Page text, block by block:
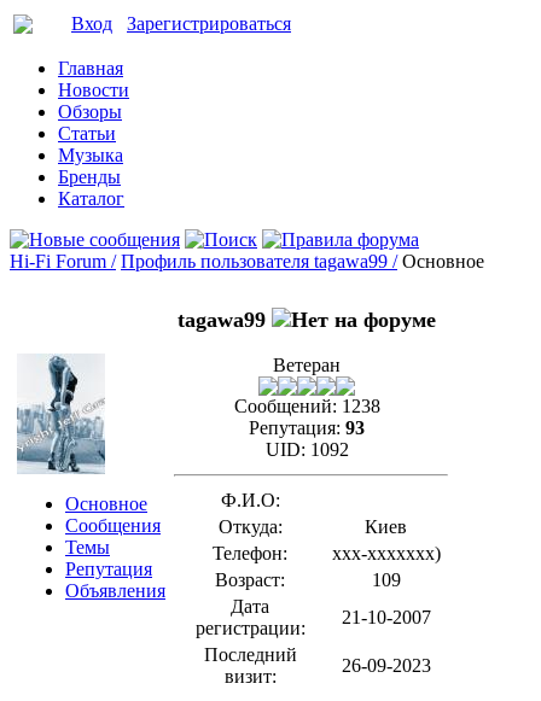
Вход Зарегистрироваться
Главная
Новости
Обзоры
Статьи
Музыка
Бренды
Каталог
Hi-Fi Forum / Профиль пользователя tagawa99 / Основное
Основное
Сообщения
Темы
Репутация
Объявления
tagawa99
Ветеран
Сообщений: 1238
Репутация: 93
UID: 1092
Ф.И.О:
Откуда:
Киев
Телефон:
xxx-xxxxxxx)
Возраст:
109
Дата
регистрации:
21-10-2007
Последний
визит:
26-09-2023